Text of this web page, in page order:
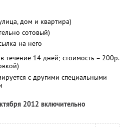
дом и квартира)
сотовый)
на него
течение 14 дней; стоимость – 200р.
с другими специальными
2012 включительно